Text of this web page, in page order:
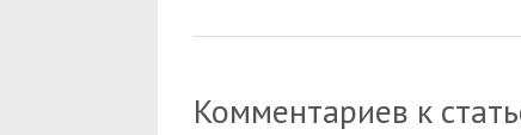
Комментариев к